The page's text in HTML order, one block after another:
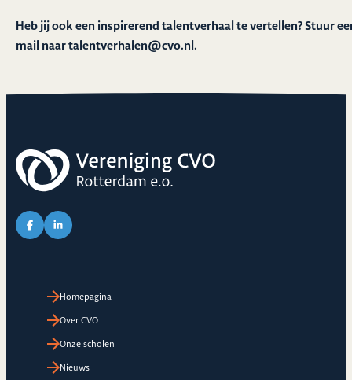
Heb jij ook een inspirerend talentverhaal te vertellen? Stuur
mail naartalentverhalen@cvo.nl.
Link naar Facebook pagina van CVO
Link naar LinkedIn pagina van CVO
Homepagina
Over CVO
Onze scholen
Nieuws